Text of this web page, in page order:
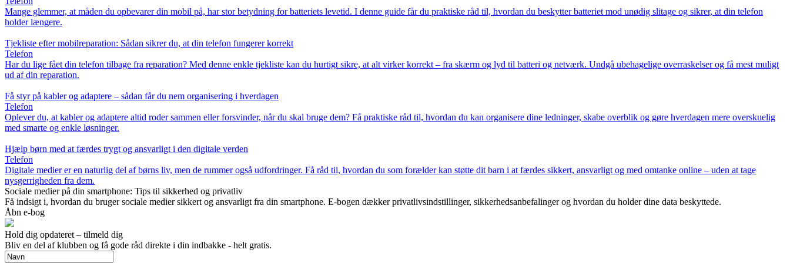
Mange glemmer, at måden du opbevarer din mobil på, har stor betydning for batteriets levetid. I denne guide får du praktiske råd til, hvordan du beskytter batteriet mod unødig slitage og sikrer, at din telefon
holder længere.
Tjekliste efter mobilreparation: Sådan sikrer du, at din telefon fungerer korrekt
Telefon
Har du lige fået din telefon tilbage fra reparation? Med denne enkle tjekliste kan du hurtigt sikre, at alt virker korrekt – fra skærm og lyd til batteri og netværk. Undgå ubehagelige overraskelser og få mest muligt
ud af din reparation.
Få styr på kabler og adaptere – sådan får du nem organisering i hverdagen
Telefon
Oplever du, at kabler og adaptere altid roder sammen eller forsvinder, når du skal bruge dem? Få praktiske råd til, hvordan du kan organisere dine ledninger, skabe overblik og gøre hverdagen mere overskuelig
med smarte og enkle løsninger.
Hjælp børn med at færdes trygt og ansvarligt i den digitale verden
Telefon
Digitale medier er en naturlig del af børns liv, men de rummer også udfordringer. Få råd til, hvordan du som forælder kan støtte dit barn i at færdes sikkert, ansvarligt og med omtanke online – uden at tage
nysgerrigheden fra dem.
Sociale medier på din smartphone: Tips til sikkerhed og privatliv
Få indsigt i, hvordan du bruger sociale medier sikkert og ansvarligt fra din smartphone. E-bogen dækker privatlivsindstillinger, sikkerhedsanbefalinger og hvordan du holder dine data beskyttede.
Åbn e-bog
Hold dig opdateret – tilmeld dig
Bliv en del af klubben og få gode råd direkte i din indbakke - helt gratis.